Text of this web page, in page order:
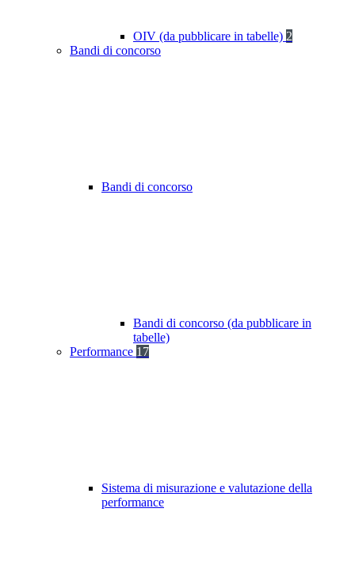
OIV (da pubblicare in tabelle) 2
Bandi di concorso
Bandi di concorso
Bandi di concorso (da pubblicare in
tabelle)
Performance 17
Sistema di misurazione e valutazione della
performance